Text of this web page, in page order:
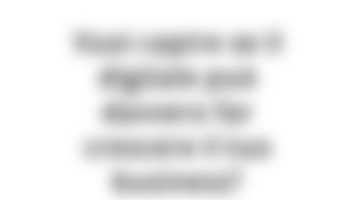
Vuoicapireseil
digitalepuò
davvero far
crescereiltuo
business?